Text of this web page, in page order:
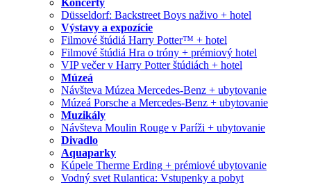
Koncerty
Düsseldorf: Backstreet Boys naživo + hotel
Výstavy a expozície
Filmové štúdiá Harry Potter™ + hotel
Filmové štúdiá Hra o tróny + prémiový hotel
VIP večer v Harry Potter štúdiách + hotel
Múzeá
Návšteva Múzea Mercedes-Benz + ubytovanie
Múzeá Porsche a Mercedes-Benz + ubytovanie
Muzikály
Návšteva Moulin Rouge v Paríži + ubytovanie
Divadlo
Aquaparky
Kúpele Therme Erding + prémiové ubytovanie
Vodný svet Rulantica: Vstupenky a pobyt